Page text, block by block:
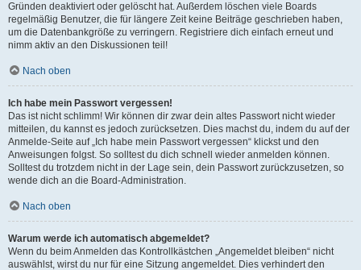
Gründen deaktiviert oder gelöscht hat. Außerdem löschen viele Boards
regelmäßig Benutzer, die für längere Zeit keine Beiträge geschrieben haben,
um die Datenbankgröße zu verringern. Registriere dich einfach erneut und
nimm aktiv an den Diskussionen teil!
Nach oben
Ich habe mein Passwort vergessen!
Das ist nicht schlimm! Wir können dir zwar dein altes Passwort nicht wieder
mitteilen, du kannst es jedoch zurücksetzen. Dies machst du, indem du auf der
Anmelde-Seite auf „Ich habe mein Passwort vergessen“ klickst und den
Anweisungen folgst. So solltest du dich schnell wieder anmelden können.
Solltest du trotzdem nicht in der Lage sein, dein Passwort zurückzusetzen, so
wende dich an die Board-Administration.
Nach oben
Warum werde ich automatisch abgemeldet?
Wenn du beim Anmelden das Kontrollkästchen „Angemeldet bleiben“ nicht
auswählst, wirst du nur für eine Sitzung angemeldet. Dies verhindert den